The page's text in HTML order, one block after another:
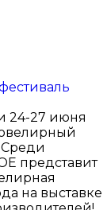
24-27 июня
Среди
представит
на выставке